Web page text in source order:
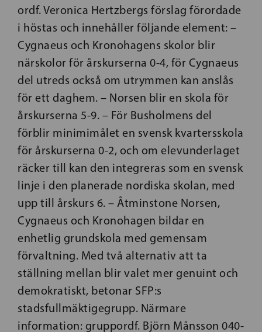
ordf. Veronica Hertzbergs förslag förordade
i höstas och innehåller följande element: –
Cygnaeus och Kronohagens skolor blir
närskolor för årskurserna 0-4, för Cygnaeus
del utreds också om utrymmen kan anslås
för ett daghem. – Norsen blir en skola för
årskurserna 5-9. – För Busholmens del
förblir minimimålet en svensk kvartersskola
för årskurserna 0-2, och om elevunderlaget
räcker till kan den integreras som en svensk
linje i den planerade nordiska skolan, med
upp till årskurs 6. – Åtminstone Norsen,
Cygnaeus och Kronohagen bildar en
enhetlig grundskola med gemensam
förvaltning. Med två alternativ att ta
ställning mellan blir valet mer genuint och
demokratiskt, betonar SFP:s
stadsfullmäktigegrupp. Närmare
information: gruppordf. Björn Månsson 040-